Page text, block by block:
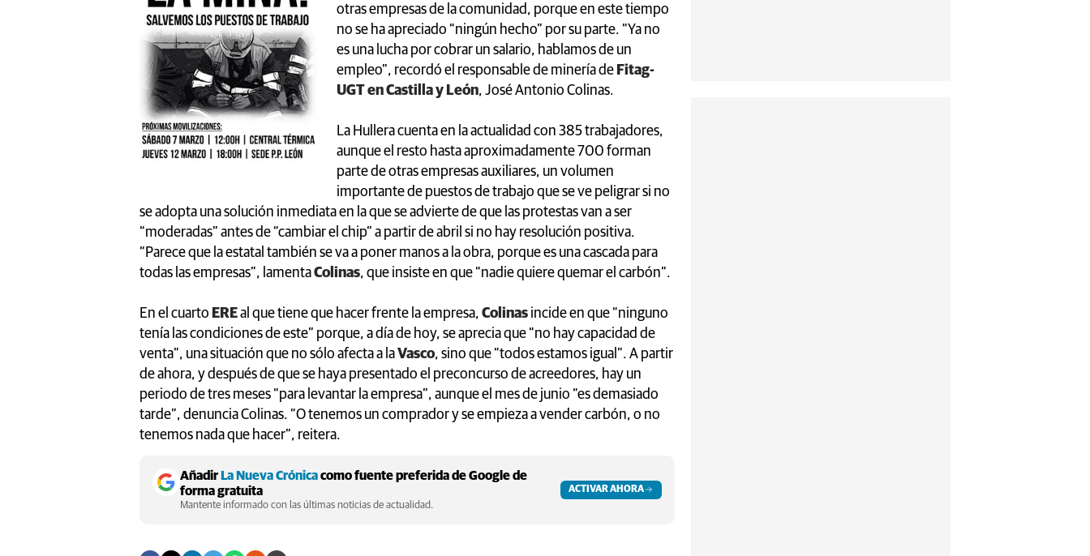
otras empresas de la comunidad, porque en este tiempo
no se ha apreciado “ningún hecho” por su parte. “Ya no
es una lucha por cobrar un salario, hablamos de un
empleo”, recordó el responsable de minería de Fitag-
UGT en Castilla y León, José Antonio Colinas.
La Hullera cuenta en la actualidad con 385 trabajadores,
aunque el resto hasta aproximadamente 700 forman
parte de otras empresas auxiliares, un volumen
importante de puestos de trabajo que se ve peligrar si no
se adopta una solución inmediata en la que se advierte de que las protestas van a ser
“moderadas” antes de “cambiar el chip” a partir de abril si no hay resolución positiva.
“Parece que la estatal también se va a poner manos a la obra, porque es una cascada para
todas las empresas”, lamentaColinas, que insiste en que “nadie quiere quemar el carbón”.
En el cuarto EREal que tiene que hacer frente la empresa, Colinas incide en que “ninguno
tenía las condiciones de este” porque, a día de hoy, se aprecia que “no hay capacidad de
venta”, una situación que no sólo afecta a laVasco, sino que “todos estamos igual”. A partir
de ahora, y después de que se haya presentado el preconcurso de acreedores, hay un
periodo de tres meses “para levantar la empresa”, aunque el mes de junio “es demasiado
tarde”, denuncia Colinas. “O tenemos un comprador y se empieza a vender carbón, o no
tenemos nada que hacer”, reitera.
AñadirLa Nueva Crónicacomo fuente preferida de Google de
forma gratuita
Mantente informado con las últimas noticias de actualidad.
ACTIVAR AHORA